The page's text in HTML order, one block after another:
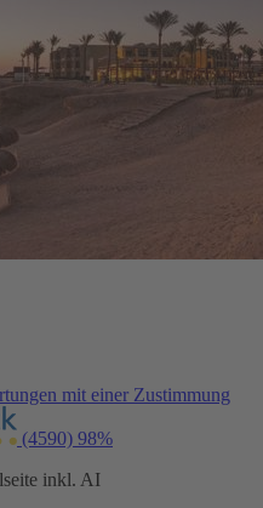
mit einer Zustimmung
(4590) 98%
inkl. AI